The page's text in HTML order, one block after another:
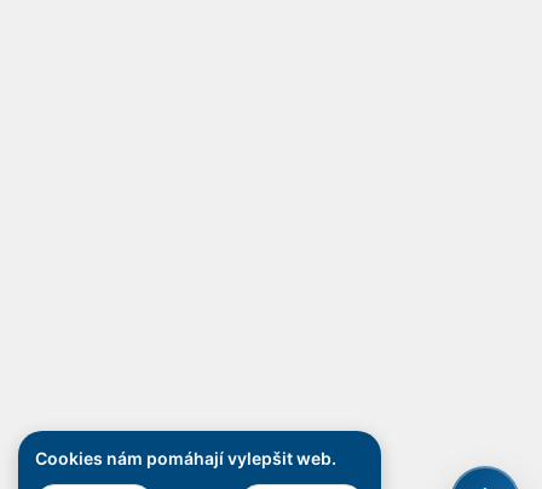
Cookies nám pomáhají vylepšit web.